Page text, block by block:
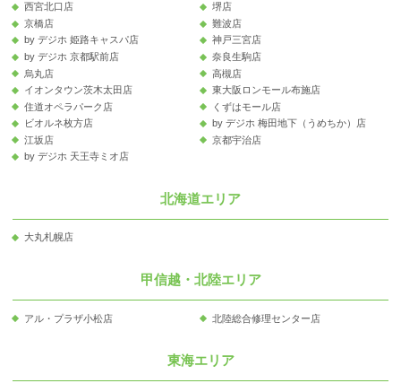
西宮北口店
堺店
京橋店
難波店
by デジホ 姫路キャスパ店
神戸三宮店
by デジホ 京都駅前店
奈良生駒店
烏丸店
高槻店
イオンタウン茨木太田店
東大阪ロンモール布施店
住道オペラパーク店
くずはモール店
ビオルネ枚方店
by デジホ 梅田地下（うめちか）店
江坂店
京都宇治店
by デジホ 天王寺ミオ店
北海道エリア
大丸札幌店
甲信越・北陸エリア
アル・プラザ小松店 北陸総合修理センター店
東海エリア